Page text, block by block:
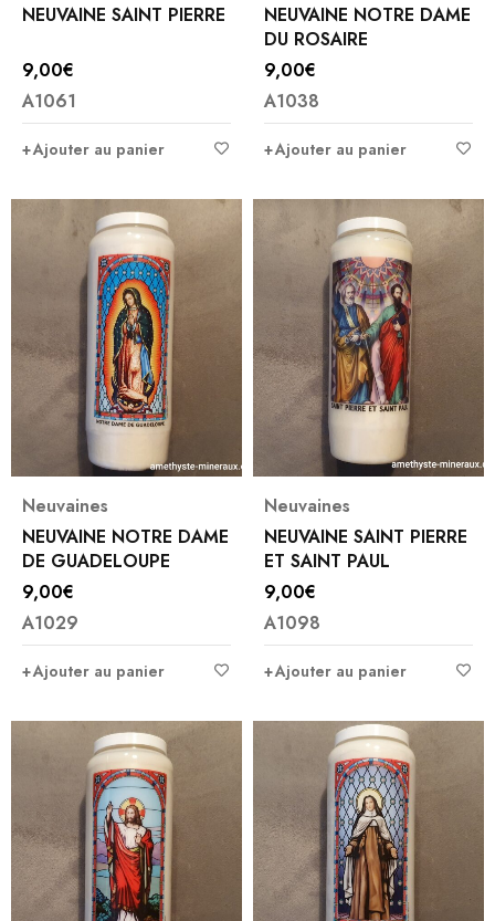
NEUVAINE SAINT PIERRE
9,00€
A1061
Ajouter au panier
NEUVAINE NOTRE DAME
DU ROSAIRE
9,00€
A1038
Ajouter au panier
Neuvaines
NEUVAINE NOTRE DAME
DE GUADELOUPE
9,00€
A1029
Ajouter au panier
Neuvaines
NEUVAINE SAINT PIERRE
ET SAINT PAUL
9,00€
A1098
Ajouter au panier